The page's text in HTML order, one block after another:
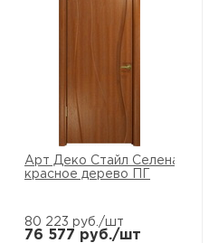
Арт Деко Стайл Селена
красное дерево ПГ
80 223 руб./шт
76 577 руб./шт